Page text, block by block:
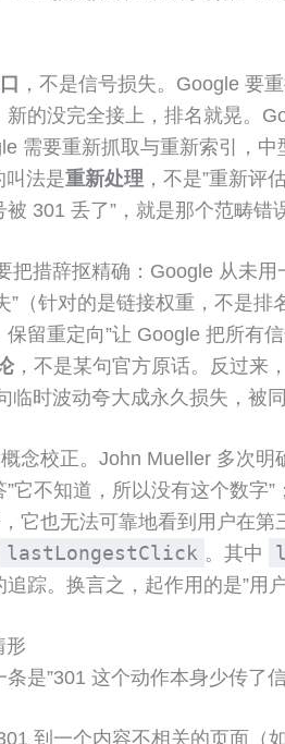
，不是信号损失。Google 要
的没完全接上，排名就晃。
需要重新抓取与重新索引，
叫法是重新处理 ，不是”重新
301 丢了”，就是那个范畴错
把措辞抠精确：Google 从未
”（针对的是链接权重，不是
留重定向”让 Google 把所有
，不是某句官方原话。反过来
时波动夸大成永久损失，被
概念校正。John Mueller 多次
它不知道，所以没有这个数
，它也无法可靠地看到用户
lastLongestClick 。其中
踪。换言之，起作用的是”用
形
是”301 这个动作本身少传了信
到一个内容不相关的页面